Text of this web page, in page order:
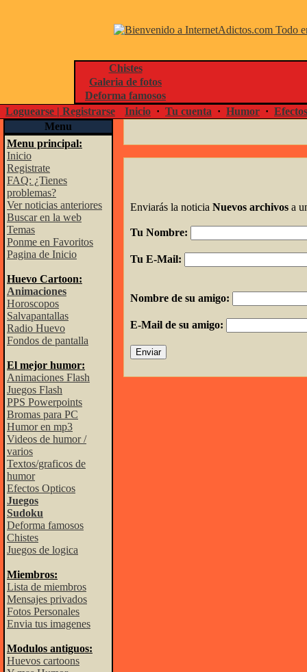
Chistes
Galeria de fotos
Deforma famosos
Loguearse | Registrarse
Inicio · Tu cuenta · Humor ·
Menu
Menu principal:
Inicio
Registrate
FAQ: ¿Tienes
problemas?
Ver noticias anteriores
Buscar en la web
Temas
Ponme en Favoritos
Pagina de Inicio
Huevo Cartoon:
Animaciones
Horoscopos
Salvapantallas
Radio Huevo
Fondos de pantalla
El mejor humor:
Animaciones Flash
Juegos Flash
PPS Powerpoints
Bromas para PC
Humor en mp3
Videos de humor /
varios
Textos/graficos de
humor
Efectos Opticos
Juegos
Sudoku
Deforma famosos
Chistes
Juegos de logica
Miembros:
Lista de miembros
Mensajes privados
Fotos Personales
Envia tus imagenes
Modulos antiguos:
Huevos cartoons
Enviarás la noticia Nuevos archivos a
Tu Nombre:
Tu E-Mail:
Nombre de su amigo:
E-Mail de su amigo: